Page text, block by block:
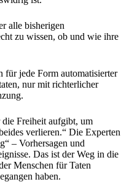
alle bisherigen
zu wissen, ob und wie ihre
für jede Form automatisierter
nur mit richterlicher
Freiheit aufgibt, um
verlieren.“ Die Experten
– Vorhersagen und
Das ist der Weg in die
Menschen für Taten
haben.